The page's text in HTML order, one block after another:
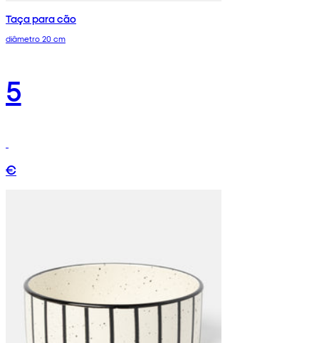
Taça para cão
diâmetro 20 cm
5
€